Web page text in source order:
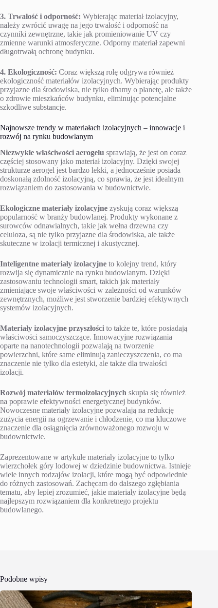
3. Trwałość i odporność: Wybierając materiał izolacyjny,
należy zwrócić uwagę na jego trwałość i odporność na
czynniki zewnętrzne, takie jak promieniowanie UV czy
zmienne warunki atmosferyczne. Odporny materiał zapewni
długotrwałą ochronę budynku.
4. Ekologiczność: Coraz większą rolę odgrywa również
ekologiczność materiałów izolacyjnych. Wybierając produkty
przyjazne dla środowiska, nie tylko dbamy o planetę, ale także
o zdrowie mieszkańców budynku, eliminując potencjalne
szkodliwe substancje.
Najnowsze trendy w materiałach izolacyjnych – innowacje i
rozwój na rynku budowlanym
Niezwykłe właściwości aerogelu sprawiają, że jest on coraz
częściej stosowany jako materiał izolacyjny. Dzięki swojej
strukturze aerogel jest bardzo lekki, a jednocześnie posiada
doskonałą zdolność izolacyjną, co sprawia, że jest idealnym
rozwiązaniem do zastosowania w budownictwie.
Ekologiczne materiały izolacyjne zyskują coraz większą
popularność w branży budowlanej. Produkty wykonane z
surowców odnawialnych, takie jak wełna drzewna czy
celuloza, są nie tylko przyjazne dla środowiska, ale także
skuteczne w izolacji termicznej i akustycznej.
Inteligentne materiały izolacyjne to kolejny trend, który
rozwija się dynamicznie na rynku budowlanym. Dzięki
zastosowaniu technologii smart, takich jak materiały
zmieniające swoje właściwości w zależności od warunków
zewnętrznych, możliwe jest stworzenie bardziej efektywnych
systemów izolacyjnych.
Materiały izolacyjne przyszłości to także te, które posiadają
właściwości samoczyszczące. Innowacyjne rozwiązania
oparte na nanotechnologii pozwalają na tworzenie
powierzchni, które same eliminują zanieczyszczenia, co ma
znaczenie nie tylko dla estetyki, ale także dla trwałości
izolacji.
Rozwój materiałów termoizolacyjnych skupia się również
na poprawie efektywności energetycznej budynków.
Nowoczesne materiały izolacyjne pozwalają na redukcję
zużycia energii na ogrzewanie i chłodzenie, co ma kluczowe
znaczenie dla osiągnięcia zrównoważonego rozwoju w
budownictwie.
Zaprezentowane w artykule materiały izolacyjne to tylko
wierzchołek góry lodowej w dziedzinie budownictwa. Istnieje
wiele innych rodzajów izolacji, które mogą być odpowiednie
do różnych zastosowań. Zachęcam do dalszego zgłębiania
tematu, aby lepiej zrozumieć, jakie materiały izolacyjne będą
najlepszym rozwiązaniem dla konkretnego projektu
budowlanego.
Podobne wpisy